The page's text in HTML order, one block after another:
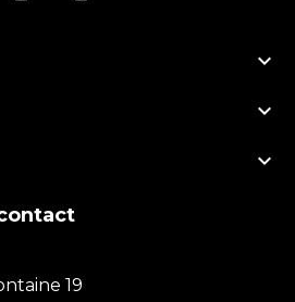



19